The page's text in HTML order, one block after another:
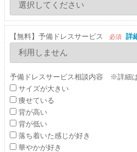
【無料】予備ドレスサービス 必須 詳
予備ドレスサービス相談内容 ※詳細
サイズが大きい
痩せている
背が高い
背が低い
落ち着いた感じが好き
華やかが好き